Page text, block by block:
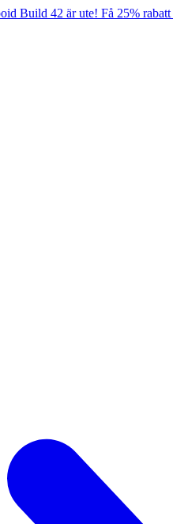
Build 42 är ute! Få 25%